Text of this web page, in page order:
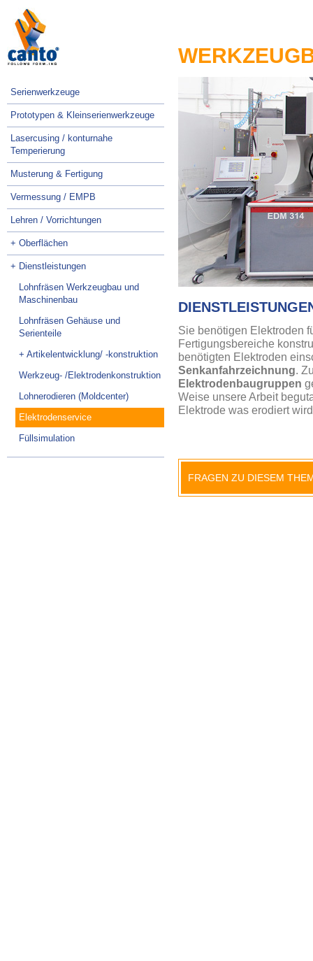
überspringen
Navigation
überspringen
Serienwerkzeuge
Prototypen & Kleinserienwerkzeuge
Lasercusing / konturnahe
Temperierung
Musterung & Fertigung
Vermessung / EMPB
Lehren / Vorrichtungen
+ Oberflächen
+ Dienstleistungen
Lohnfräsen Werkzeugbau und
Maschinenbau
Lohnfräsen Gehäuse und
Serienteile
+ Artikelentwicklung/ -konstruktion
Werkzeug- /Elektrodenkonstruktion
Lohnerodieren (Moldcenter)
Elektrodenservice
Füllsimulation
Sie benötigen Elektroden
Fertigungsbereiche
benötigten Elektroden
Senkanfahrzeichnung.
Elektrodenbaugruppen
Weise unsere Arbeit
Elektrode was erodiert
FRAGEN ZU DIESEM